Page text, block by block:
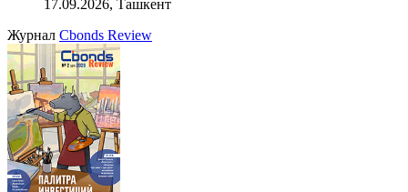
17.09.2026, Ташкент
Журнал Cbonds Review